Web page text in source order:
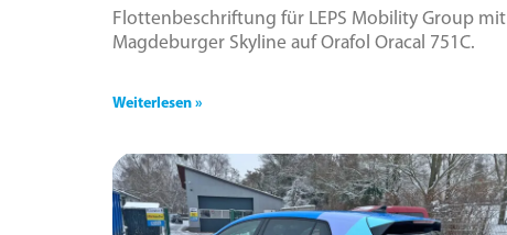
Flottenbeschriftung für LEPS Mobility Group mit
Magdeburger Skyline auf Orafol Oracal 751C.
Weiterlesen »